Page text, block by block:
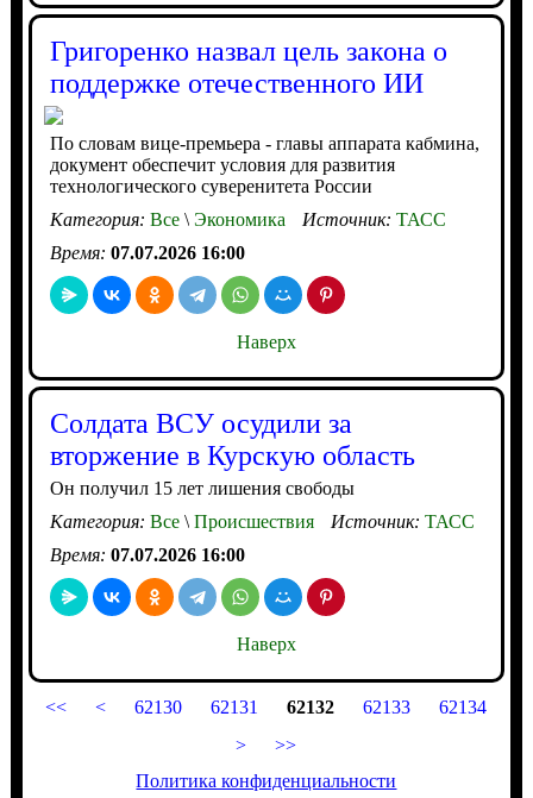
Григоренко назвал цель закона о
поддержке отечественного ИИ
По словам вице-премьера - главы аппарата кабмина,
документ обеспечит условия для развития
технологического суверенитета России
Категория: Все\Экономика Источник: ТАСС
Время: 07.07.2026 16:00
Наверх
Солдата ВСУ осудили за
вторжение в Курскую область
Он получил 15 лет лишения свободы
Категория: Все\Происшествия Источник: ТАСС
Время: 07.07.2026 16:00
Наверх
<< < 62130 62131 62132 62133
62134
>
>>
Политика конфиденциальности